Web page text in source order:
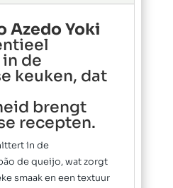
Azedo Yoki
de
keuken, dat
brengt
recepten.
in de
de queijo, wat zorgt
smaak en een textuur